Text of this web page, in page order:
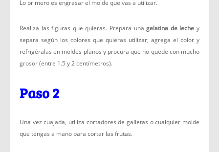
Lo primero es engrasar el molde que vas a utilizar.
Realiza las figuras que quieras. Prepara unagelatina de lechey
separa según los colores que quieras utilizar; agrega el color y
refrigéralas en moldes planos y procura que no quede con mucho
grosor (entre 1.5 y 2 centímetros).
Paso 2
Una vez cuajada, utiliza cortadores de galletas o cualquier molde
que tengas a mano para cortar las frutas.